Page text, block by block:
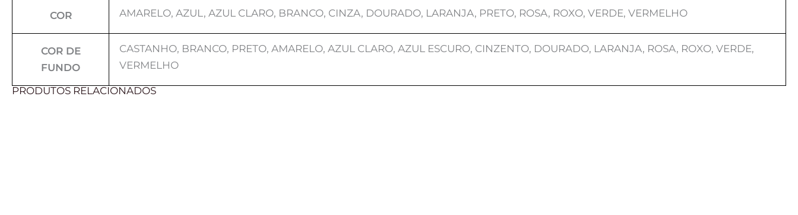
COR AMARELO, AZUL, AZUL CLARO, BRANCO, CINZA, DOURADO, LARANJA, PRETO, ROSA, ROXO, VERDE, VERMELHO
COR DE
FUNDO
CASTANHO, BRANCO, PRETO, AMARELO, AZUL CLARO, AZUL ESCURO, CINZENTO, DOURADO, LARANJA, ROSA, ROXO, VERDE,
VERMELHO
PRODUTOS RELACIONADOS